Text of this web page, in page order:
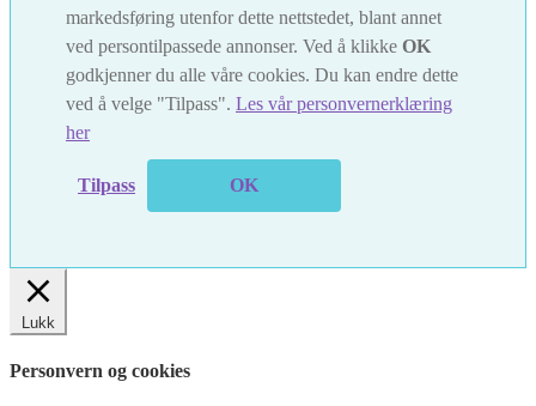
markedsføring utenfor dette nettstedet, blant annet
ved persontilpassede annonser. Ved å klikke OK
godkjenner du alle våre cookies. Du kan endre dette
ved å velge "Tilpass". Les vår personvernerklæring
her
Tilpass OK
Lukk
Personvern og cookies